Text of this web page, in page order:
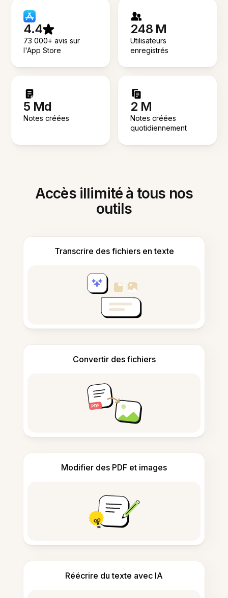
4.4
73 000+ avis sur
l'App Store
248 M
Utilisateurs
enregistrés
5 Md
Notes créées
2 M
Notes créées
quotidiennement
Accès illimité à tous nos
outils
Transcrire des fichiers en texte
Convertir des fichiers
Modifier des PDF et images
Réécrire du texte avec IA